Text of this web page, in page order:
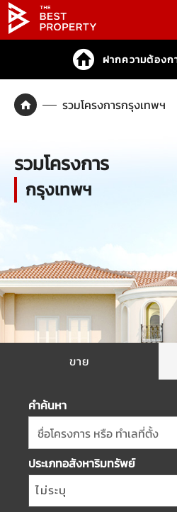
ฝากความต้องก
รวมโครงการกรุงเทพฯ
รวมโครงการ
กรุงเทพฯ
ขาย
คำค้นหา
ชื่อโครงการ หรือ ทำเลที่ตั้ง
ประเภทอสังหาริมทรัพย์
ไม่ระบุ